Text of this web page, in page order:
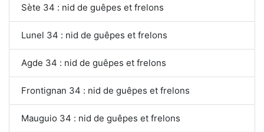
Sète 34 : nid de guêpes et frelons
Lunel 34 : nid de guêpes et frelons
Agde 34 : nid de guêpes et frelons
Frontignan 34 : nid de guêpes et frelons
Mauguio 34 : nid de guêpes et frelons